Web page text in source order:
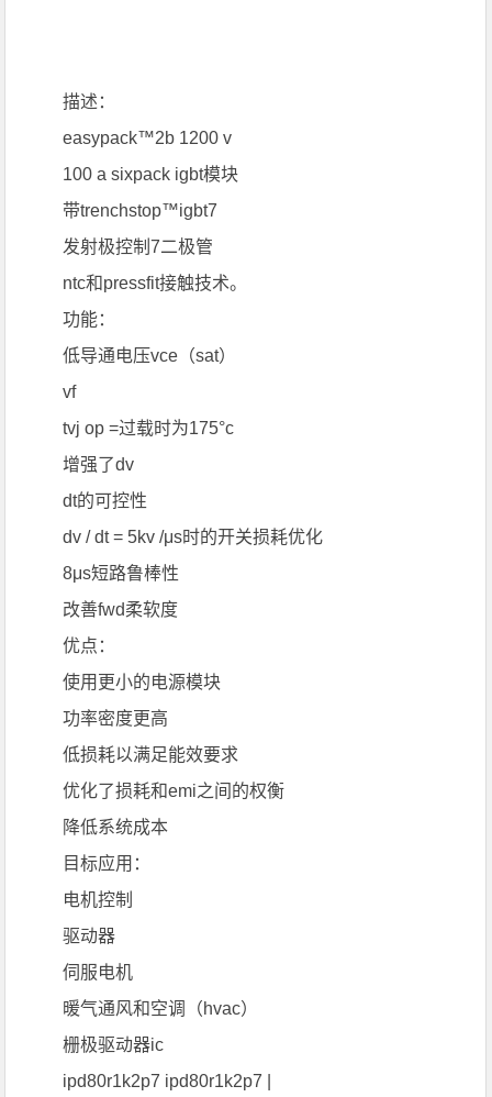
描述：
easypack™2b 1200 v
100 a sixpack igbt模块
带trenchstop™igbt7
发射极控制7二极管
ntc和pressfit接触技术。
功能：
低导通电压vce（sat）
vf
tvj op =过载时为175°c
增强了dv
dt的可控性
dv / dt = 5kv /μs时的开关损耗优化
8μs短路鲁棒性
改善fwd柔软度
优点：
使用更小的电源模块
功率密度更高
低损耗以满足能效要求
优化了损耗和emi之间的权衡
降低系统成本
目标应用：
电机控制
驱动器
伺服电机
暖气通风和空调（hvac）
栅极驱动器ic
ipd80r1k2p7 ipd80r1k2p7 |